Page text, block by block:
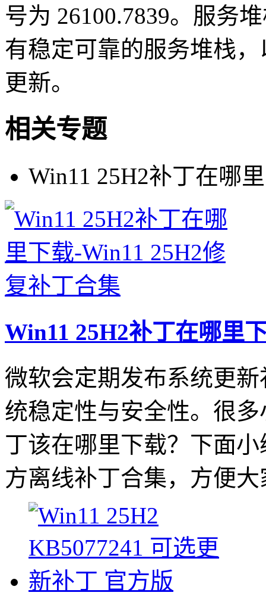
号为 26100.7839。服务
有稳定可靠的服务堆栈
更新。
相关专题
Win11 25H2补丁在哪
Win11 25H2补丁在哪里
微软会定期发布系统更
统稳定性与安全性。很
丁该在哪里下载？下面
方离线补丁合集，方便